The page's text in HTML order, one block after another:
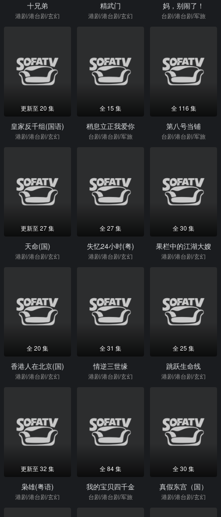
十兄弟
港剧/港台剧/玄幻
精武门
港剧/港台剧/玄幻
妈，别闹了！
台剧/港台剧/军旅
更新至 20 集
皇家反千组(国语)
港剧/港台剧/玄幻
全 15 集
稍息立正我爱你
台剧/港台剧/军旅
全 116 集
第八号当铺
台剧/港台剧/军旅
更新至 27 集
天命(国)
港剧/港台剧/玄幻
全 27 集
失忆24小时(粤)
港剧/港台剧/玄幻
全 30 集
果栏中的江湖大嫂
港剧/港台剧/玄幻
全 20 集
香港人在北京(国)
港剧/港台剧/玄幻
全 31 集
情逆三世缘
港剧/港台剧/玄幻
全 25 集
跳跃生命线
港剧/港台剧/玄幻
更新至 32 集
枭雄(粤语)
港剧/港台剧/玄幻
全 84 集
我的宝贝四千金
台剧/港台剧/军旅
全 30 集
真假东宫（国）
港剧/港台剧/玄幻